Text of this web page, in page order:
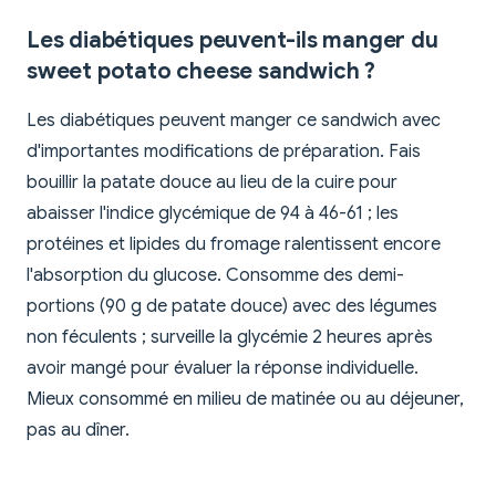
Les diabétiques peuvent-ils manger du
sweet potato cheese sandwich ?
Les diabétiques peuvent manger ce sandwich avec
d'importantes modifications de préparation. Fais
bouillir la patate douce au lieu de la cuire pour
abaisser l'indice glycémique de 94 à 46-61 ; les
protéines et lipides du fromage ralentissent encore
l'absorption du glucose. Consomme des demi-
portions (90 g de patate douce) avec des légumes
non féculents ; surveille la glycémie 2 heures après
avoir mangé pour évaluer la réponse individuelle.
Mieux consommé en milieu de matinée ou au déjeuner,
pas au dîner.